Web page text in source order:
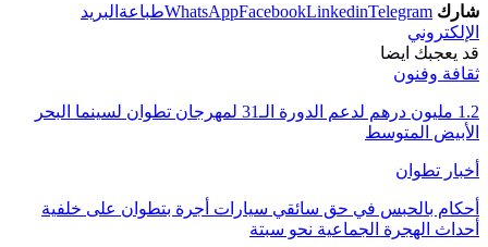
شارك WhatsAppFacebookLinkedinTelegram طباعة البريد
الإلكتروني
قد يعجبك ايضا
ثقافة وفنون
1.2 مليون درهم لدعم الدورة الـ31 لمهرجان تطوان لسينما البحر
الأبيض المتوسط
أخبار تطوان
أحكام بالحبس في حق سائقي سيارات أجرة بتطوان على خلفية
أحداث الهجرة الجماعية نحو سبتة